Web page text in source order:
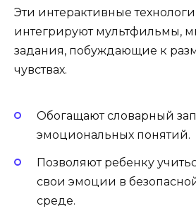
Эти интерактивные
интегрируют мультфильмы,
задания, побуждающие к
чувствах.
Обогащают словарный
эмоциональных понятий.
Позволяют ребенку
свои эмоции в
среде.